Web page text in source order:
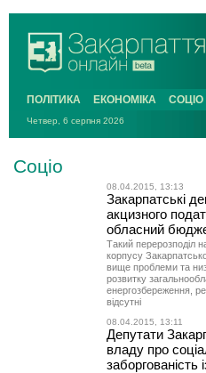
ПОЛІТИКА ЕКОНОМІКА СОЦІО
Четвер, 6 серпня 2026
Соціо
08.04.2015, 13:13
Закарпатські
акцизного
обласний
Такий перерозподіл
корпусу
вище проблеми та
розвитку
енергозбереження,
відсутні
08.04.2015, 13:11
Депутати
владу про
заборгованість